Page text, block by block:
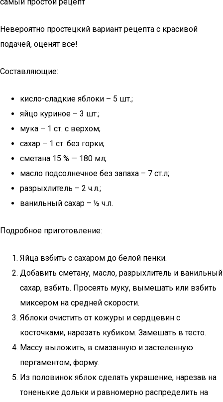
Невероятно простецкий вариант рецепта с красивой
подачей, оценят все!
Составляющие:
кисло-сладкие яблоки – 5 шт.;
яйцо куриное – 3 шт.;
мука – 1 ст. с верхом;
сахар – 1 ст. без горки;
сметана 15 % — 180 мл;
масло подсолнечное без запаха – 7 ст.л;
разрыхлитель – 2 ч.л.;
ванильный сахар – ½ ч.л.
Подробное приготовление:
Яйца взбить с сахаром до белой пенки.
Добавить сметану, масло, разрыхлитель и ванильный
сахар, взбить. Просеять муку, вымешать или взбить
миксером на средней скорости.
Яблоки очистить от кожуры и сердцевин с
косточками, нарезать кубиком. Замешать в тесто.
Массу выложить, в смазанную и застеленную
пергаментом, форму.
Из половинок яблок сделать украшение, нарезав на
тоненькие дольки и равномерно распределить на